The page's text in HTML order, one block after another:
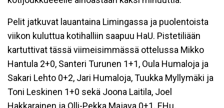
Pelit jatkuvat lauantaina Limingassa ja puolentoista
viikon kuluttua kotihalliin saapuu HaU. Pistetiliään
kartuttivat tässä viimeisimmässä ottelussa Mikko
Hantula 2+0, Santeri Turunen 1+1, Oula Humaloja ja
Sakari Lehto 0+2, Jari Humaloja, Tuukka Myllymäki ja
Toni Leskinen 1+0 sekä Joona Laitila, Joel
Hakkarainen ja Olli-Pekka Majava 0+1. EHu.